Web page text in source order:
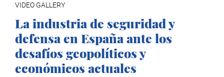
VIDEO GALLERY
La industria de seguridad y
defensa en España ante los
desafíos geopolíticos y
económicos actuales